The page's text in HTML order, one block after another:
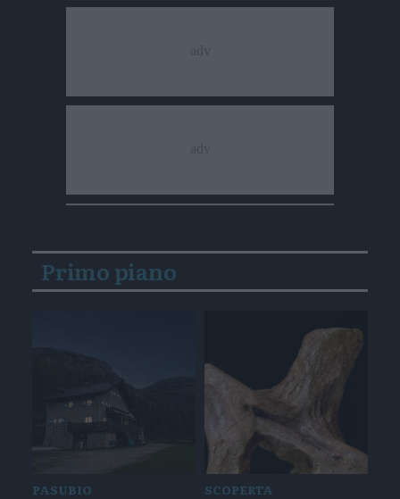
Primo piano
PASUBIO SCOPERTA